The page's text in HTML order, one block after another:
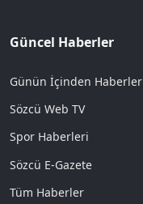
Güncel Haberler
Günün İçinden Haberler
Sözcü Web TV
Spor Haberleri
Sözcü E-Gazete
Tüm Haberler